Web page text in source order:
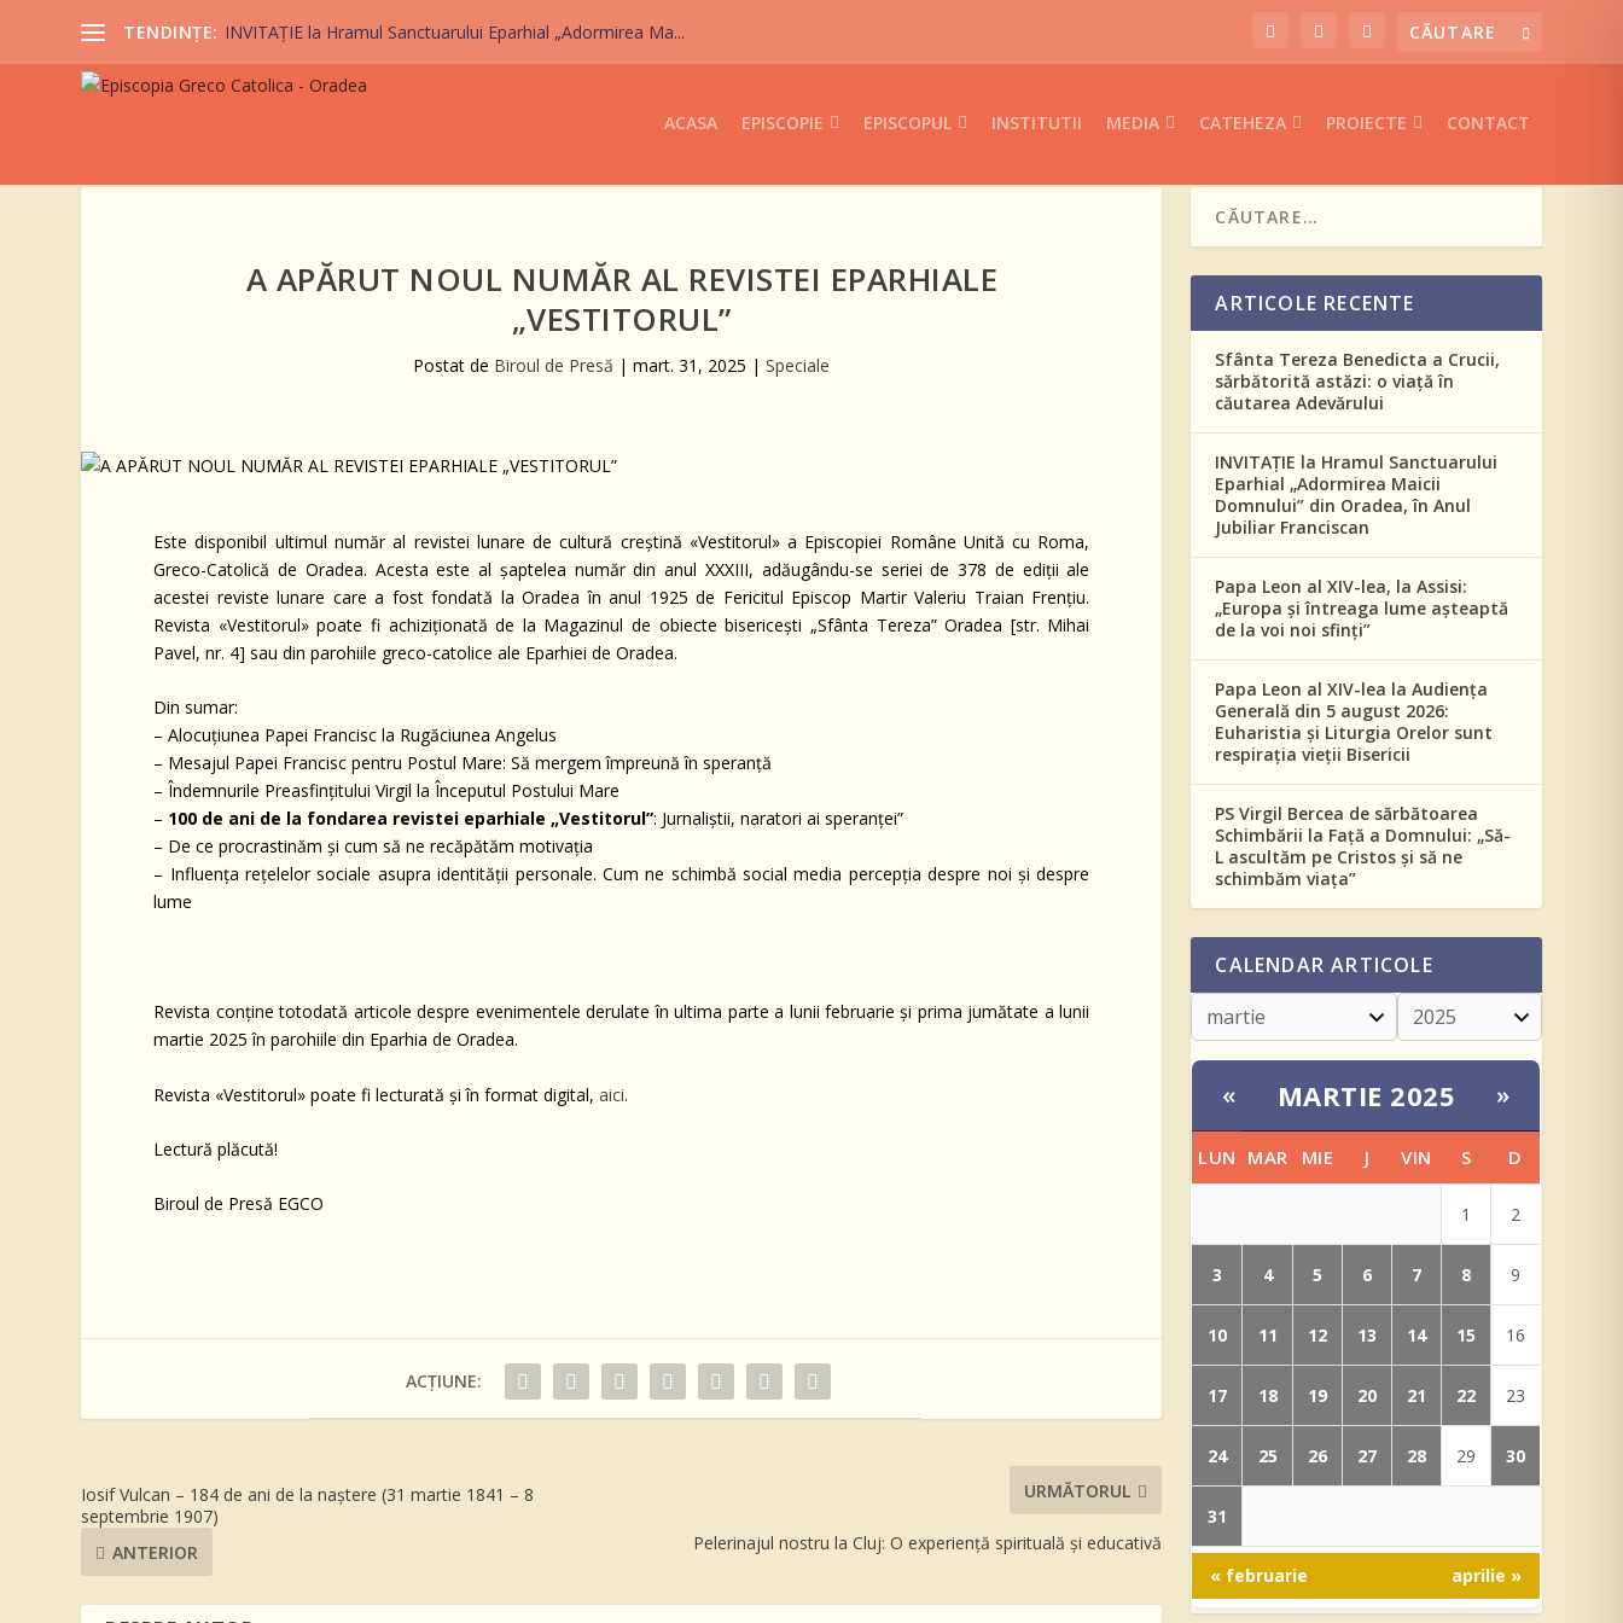
TENDINȚE: INVITAȚIE la Hramul Sanctuarului Eparhial „Adormirea Ma...
ACASA EPISCOPIE EPISCOPUL INSTITUTII MEDIA CATEHEZA PROIECTE CONTACT
A APĂRUT NOUL NUMĂR AL REVISTEI EPARHIALE
„VESTITORUL”
Postat de Biroul de Presă |mart. 31, 2025 |Speciale
Este disponibil ultimul număr al revistei lunare de cultură creștină «Vestitorul» a Episcopiei Române Unită cu Roma,
Greco-Catolică de Oradea. Acesta este al șaptelea număr din anul XXXIII, adăugându-se seriei de 378 de ediții ale
acestei reviste lunare care a fost fondată la Oradea în anul 1925 de Fericitul Episcop Martir Valeriu Traian Frențiu.
Revista «Vestitorul» poate fi achiziționată de la Magazinul de obiecte bisericești „Sfânta Tereza” Oradea [str. Mihai
Pavel, nr. 4] sau din parohiile greco-catolice ale Eparhiei de Oradea.
Din sumar:
– Alocuțiunea Papei Francisc la Rugăciunea Angelus
– Mesajul Papei Francisc pentru Postul Mare: Să mergem împreună în speranță
– Îndemnurile Preasfințitului Virgil la Începutul Postului Mare
– 100 de ani de la fondarea revistei eparhiale „Vestitorul”: Jurnaliștii, naratori ai speranței”
– De ce procrastinăm și cum să ne recăpătăm motivația
– Influența rețelelor sociale asupra identității personale. Cum ne schimbă social media percepția despre noi și despre
lume
Revista conține totodată articole despre evenimentele derulate în ultima parte a lunii februarie și prima jumătate a lunii
martie 2025 în parohiile din Eparhia de Oradea.
Revista «Vestitorul» poate fi lecturată și în format digital,aici.
Lectură plăcută!
Biroul de Presă EGCO
ACȚIUNE:
Iosif Vulcan – 184 de ani de la naştere (31 martie 1841 – 8
septembrie 1907)
ANTERIOR
URMĂTORUL
Pelerinajul nostru la Cluj: O experiență spirituală și educativă
ARTICOLE RECENTE
Sfânta Tereza Benedicta a Crucii,
sărbătorită astăzi: o viață în
căutarea Adevărului
INVITAȚIE la Hramul Sanctuarului
Eparhial „Adormirea Maicii
Domnului” din Oradea, în Anul
Jubiliar Franciscan
Papa Leon al XIV-lea, la Assisi:
„Europa și întreaga lume așteaptă
de la voi noi sfinți”
Papa Leon al XIV-lea la Audiența
Generală din 5 august 2026:
Euharistia și Liturgia Orelor sunt
respirația vieții Bisericii
PS Virgil Bercea de sărbătoarea
Schimbării la Față a Domnului: „Să-
L ascultăm pe Cristos și să ne
schimbăm viața”
CALENDAR ARTICOLE
« MARTIE 2025 »
LUN MAR MIE J VIN S D
1 2
3 4 5 6 7 8 9
10 11 12 13 14 15 16
17 18 19 20 21 22 23
24 25 26 27 28 29 30
31
« februarie aprilie »